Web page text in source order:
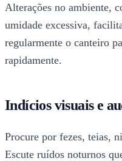
Alterações no ambiente,
umidade excessiva,
regularmente o canteiro
rapidamente.
Indícios visuais e
Procure por fezes, teias,
Escute ruídos noturnos